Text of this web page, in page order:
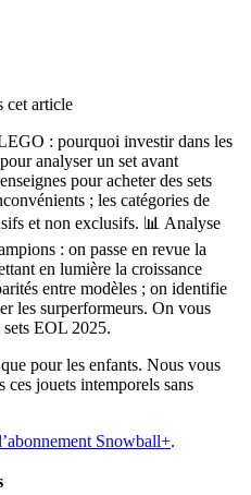
cet article
: pourquoi investir dans les
analyser un set avant
pour acheter des sets
; les catégories de
et non exclusifs. 📊 Analyse
: on passe en revue la
en lumière la croissance
entre modèles ; on identifie
les surperformeurs. On vous
sets EOL 2025.
pour les enfants. Nous vous
jouets intemporels sans
Snowball+.